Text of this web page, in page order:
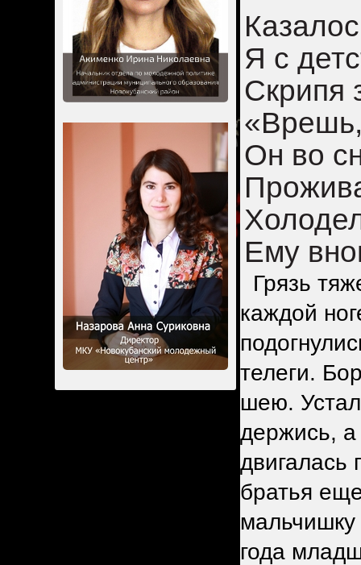
Я с
Скрипя
Он во
Ему
Грязь
каждой
телеги.
шею.
держись,
двигалась
братья
мальчишку
года